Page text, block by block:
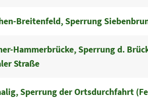
Breitenfeld, Sperrung
Hammerbrücke, Sperrung d.
Straße
Sperrung der Ortsdurchfahrt